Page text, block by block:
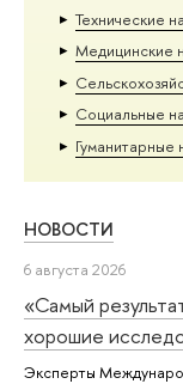
Тех­ничес­кие
Медицинские
Социальные
Гуманитарные
НОВОСТИ
6 августа 2026
«Самый
хорошие
Эксперты